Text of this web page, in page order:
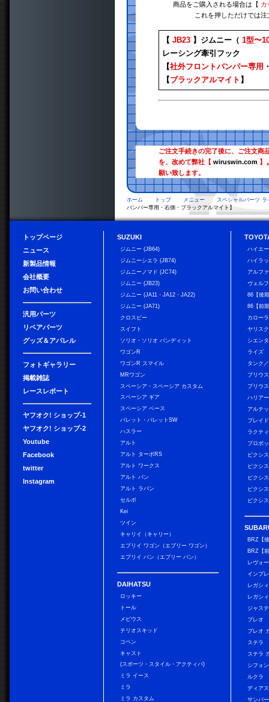
商品をご購入される場合は【 カ
これを押しただけでは
【 JB23】ジムニー（ 1型〜
レーシング牽引フック
【社外フロントバンパー専用
【ブラックアルマイト 】
ご注文手続きの完了後に、ご注文商
を、改めて弊社【 wiruswin.com】
願い致します。
ホーム トップ メニュー
スペシャルパーツ ラ
バンパー専用・右側・ブラックアルマイト】
トップページ
ニュース
新製品情報
会社概要
お問い合わせ
汎用パーツ
リペアパーツ
グッズ＆アパレル
フォトギャラリー
掲載雑誌
レースレポート
ヤフオク! ショップ-1
ヤフオク! ショップ-2
Youtube
Facebook
twitter
Instagram
SUZUKI
ジムニー (JB64)
ジムニーシエラ (JB74)
ジムニーノマド (JC74)
ジムニー (JB23)
ジムニー (JA11・JA12・JA22)
ジムニー (JA71)
クロスビー
スイフト
ソリオ・ソリオ バンディット
ワゴンR
ワゴンR スマイル
MRワゴン
スペーシア・スペーシア カスタム
スペーシア ギア
スペーシア ベース
パレット・パレットSW
ハスラー
アルト
アルト ターボRS
アルト ワークス
アルト バン
アルト ラパン
セルボ
Kei
ツイン
キャリイ（キャリー）
エブリイ ワゴン（エブリー ワゴン）
エブリイ バン（エブリー バン）
DAIHATSU
ロッキー
トール
メビウス
テリオスキッド
コペン
キャスト
(スポーツ・スタイル・アクティバ)
ミラ イース
ミラ
ミラ カスタム
ハイエ
ハイラ
アルフ
ヴェル
86【後
86【前
カロー
ヤリス
シエンタ
ライズ
タンク
プリウス
プリウ
ハリアー
アルテ
ブレイド
ラクテ
プロボ
ピクシ
ピクシ
ピクシ
ピクシ
ピクシ
BRZ【
BRZ【
レヴォ
インプ
レガシ
レガシ
ジャス
プレオ
プレオ
ステラ
ステラ
シフォ
ルクラ
ディア
サンバ